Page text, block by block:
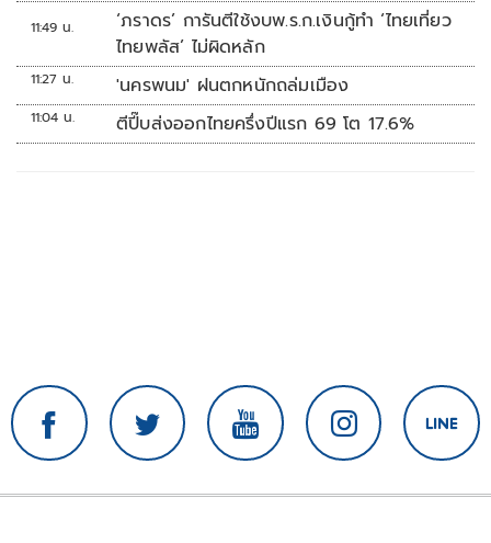
11:49 น.
‘ภราดร’ การันตีใช้งบพ.ร.ก.เงินกู้ทำ ‘ไทยเที่ยว
ไทยพลัส’ ไม่ผิดหลัก
11:27 น. 'นครพนม' ฝนตกหนักถล่มเมือง
11:04 น. ตีปี๊บส่งออกไทยครึ่งปีแรก 69 โต 17.6%